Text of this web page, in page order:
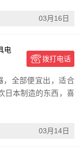
03月16日
电
拨打电话
，全部便宜出，适合
日本制造的东西，喜
03月14日